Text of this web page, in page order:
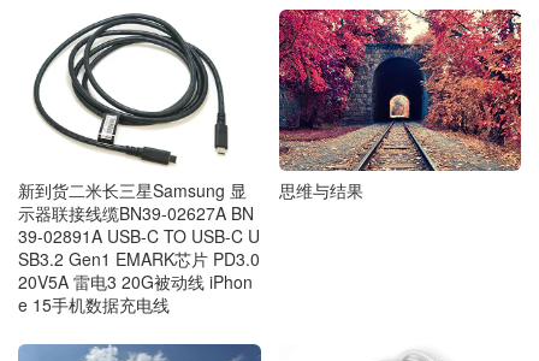
新到货二米长三星Samsung 显
示器联接线缆BN39-02627A BN
39-02891A USB-C TO USB-C U
SB3.2 Gen1 EMARK芯片 PD3.0
20V5A 雷电3 20G被动线 iPhon
e 15手机数据充电线
思维与结果